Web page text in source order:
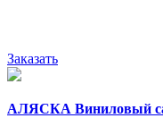
Заказать
АЛЯСКА Виниловый